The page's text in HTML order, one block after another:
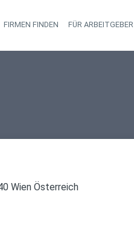
FIRMEN FINDEN FÜR ARBEITGEBER
Wien Österreich